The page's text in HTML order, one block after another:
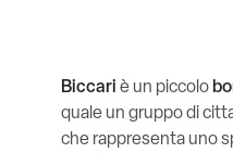
Biccari è un piccolo
quale un gruppo di
che rappresenta uno